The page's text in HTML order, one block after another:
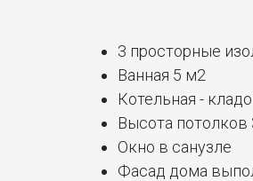
3 просторные
Ванная 5 м2
Котельная -
Высота потолков
Окно в санузле
Фасад дома